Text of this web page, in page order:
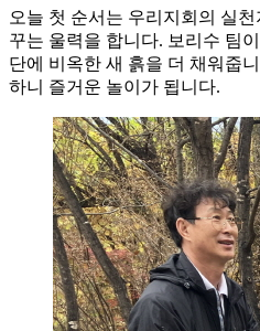
오늘 첫 순서는 우리지회의 실
꾸는 울력을 합니다. 보리수 팀
단에 비옥한 새 흙을 더 채워줍
하니 즐거운 놀이가 됩니다.